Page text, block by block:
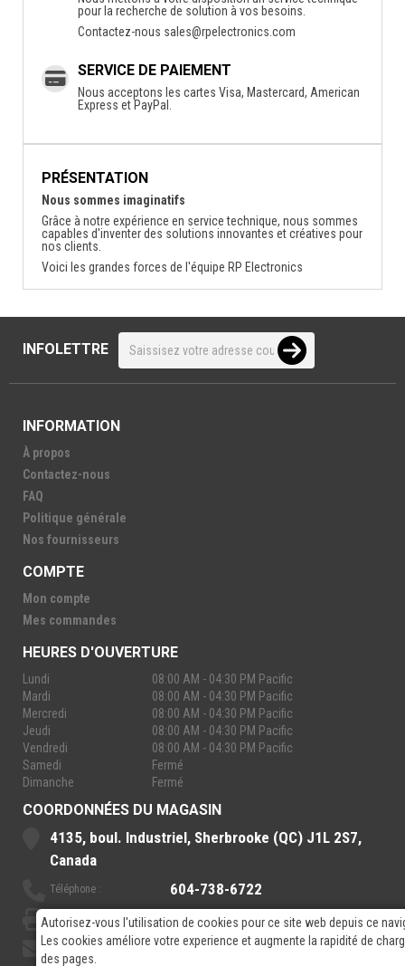
Autorisez-vous l'utilisation de cookies pour ce site web depuis ce
Les cookies améliore votre experience et augmente la rapidité de
des pages.
pour la recherche de solution à vos besoins.
Contactez-nous sales@rpelectronics.com
SERVICE DE PAIEMENT
Nous acceptons les cartes Visa, Mastercard, American
Express et PayPal.
PRÉSENTATION
Nous sommes imaginatifs
Grâce à notre expérience en service technique, nous sommes
capables d'inventer des solutions innovantes et créatives pour
nos clients.
Voici les grandes forces de l'équipe RP Electronics
INFOLETTRE
INFORMATION
À propos
Contactez-nous
FAQ
Politique générale
Nos fournisseurs
COMPTE
Mon compte
Mes commandes
HEURES D'OUVERTURE
Lundi
08:00 AM - 04:30 PM Pacific
Mardi
08:00 AM - 04:30 PM Pacific
Mercredi
08:00 AM - 04:30 PM Pacific
Jeudi
08:00 AM - 04:30 PM Pacific
Vendredi
08:00 AM - 04:30 PM Pacific
Samedi
Fermé
Dimanche
Fermé
COORDONNÉES DU MAGASIN
4135, boul. Industriel, Sherbrooke (QC) J1L 2S7,
Canada
Téléphone : 604-738-6722
Sans-Frais : 888-921-7770
Courriel: sales@rpelectronics.com